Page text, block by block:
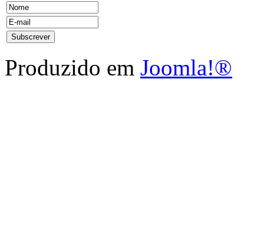
Produzido em Joomla!®